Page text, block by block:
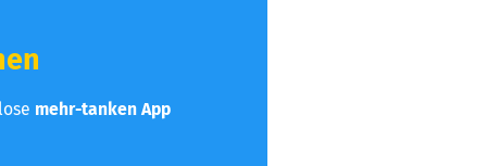
mehr-tanken App